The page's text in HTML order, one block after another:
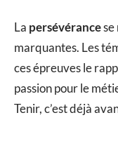
La persévérancese
marquantes. Les
ces épreuves le
passion pour le
Tenir, c’est déjà